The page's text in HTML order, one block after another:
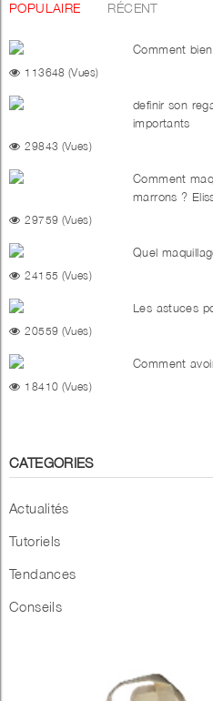
POPULAIRE RÉCENT
Comment
113648 (Vues)
definir son
importants
29843 (Vues)
Comment
marrons ?
29759 (Vues)
Quel
24155 (Vues)
Les astuces
20559 (Vues)
Comment
18410 (Vues)
CATEGORIES
Actualités
Tutoriels
Tendances
Conseils